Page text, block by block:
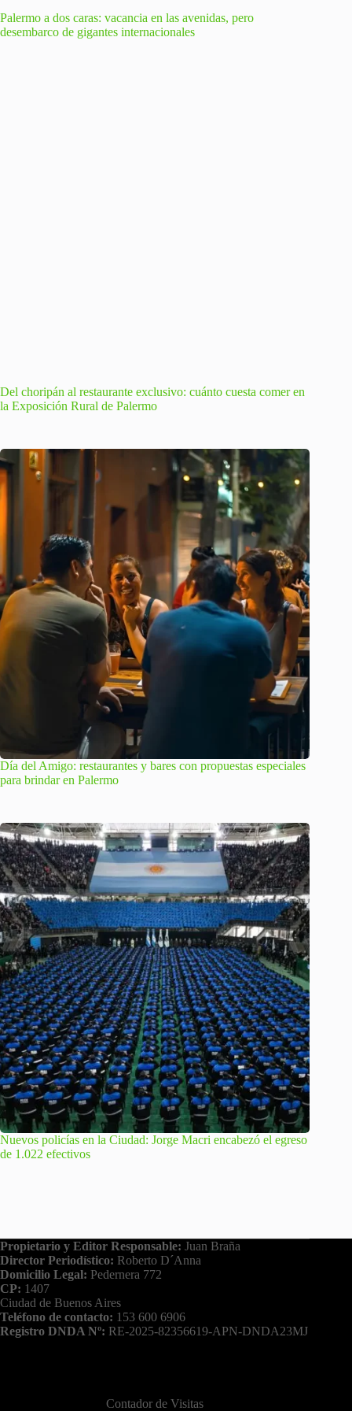
Palermo a dos caras: vacancia en las avenidas, pero
desembarco de gigantes internacionales
Del choripán al restaurante exclusivo: cuánto cuesta comer en
la Exposición Rural de Palermo
Día del Amigo: restaurantes y bares con propuestas especiales
para brindar en Palermo
Nuevos policías en la Ciudad: Jorge Macri encabezó el egreso
de 1.022 efectivos
Propietario y Editor Responsable: Juan Braña
Director Periodístico: Roberto D´Anna
Domicilio Legal: Pedernera 772
CP: 1407
Ciudad de Buenos Aires
Teléfono de contacto: 153 600 6906
Registro DNDA Nº: RE-2025-82356619-APN-DNDA23MJ
Contador de Visitas